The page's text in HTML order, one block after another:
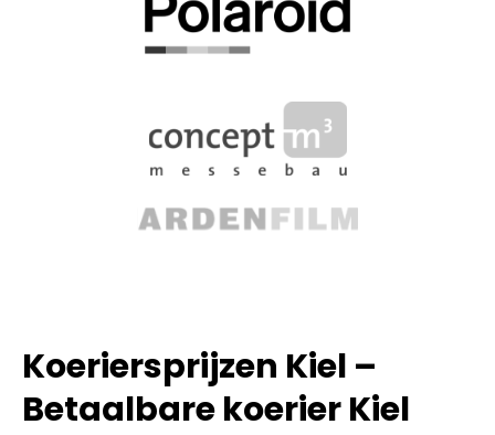
Koeriersprijzen Kiel –
Betaalbare koerier Kiel